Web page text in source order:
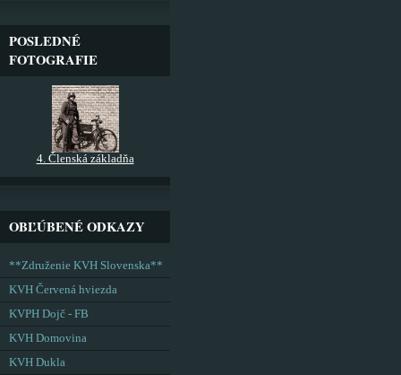
POSLEDNÉ
FOTOGRAFIE
4. Členská základňa
OBĽÚBENÉ ODKAZY
**Združenie KVH Slovenska**
KVH Červená hviezda
KVPH Dojč - FB
KVH Domovina
KVH Dukla